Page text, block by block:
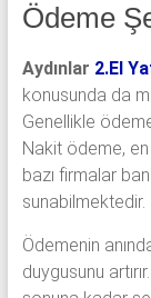
Ödeme
Aydınlar 2.El
konusunda da
Genellikle
Nakit ödeme,
bazı firmalar
sunabilmektedir.
Ödemenin
duygusunu